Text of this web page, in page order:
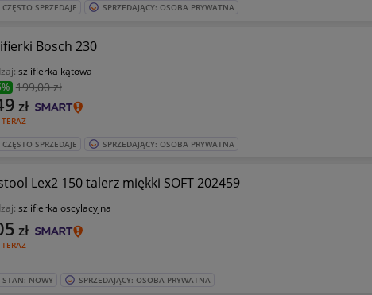
CZĘSTO SPRZEDAJE SPRZEDAJĄCY: OSOBA PRYWATNA
Bosch 230
szlifierka kątowa
199,00 zł
TERAZ
zł
CZĘSTO SPRZEDAJE SPRZEDAJĄCY: OSOBA PRYWATNA
Lex2 150 talerz miękki SOFT 202459
szlifierka oscylacyjna
TERAZ
zł
STAN: NOWY SPRZEDAJĄCY: OSOBA PRYWATNA